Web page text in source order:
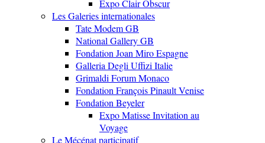
Expo Clair Obscur
Les Galeries internationales
Tate Modem GB
National Gallery GB
Fondation Joan Miro Espagne
Galleria Degli Uffizi Italie
Grimaldi Forum Monaco
Fondation François Pinault Venise
Fondation Beyeler
Expo Matisse Invitation au
Voyage
Le Mécénat participatif